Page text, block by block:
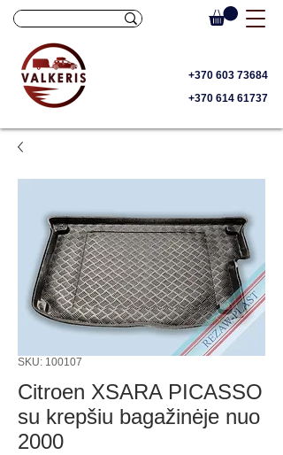
+370 603 73684
+370 614 61737
SKU: 100107
Citroen XSARA PICASSO
su krepšiu bagažinėje nuo
2000